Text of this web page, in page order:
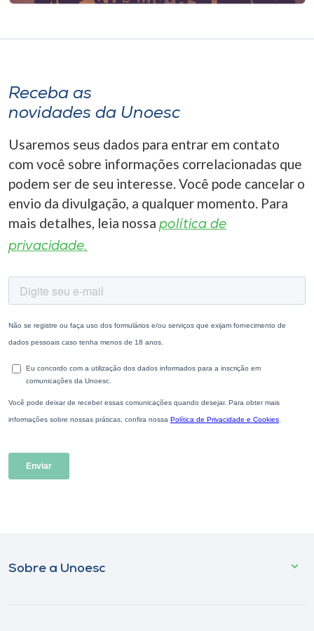
Receba as
novidades da Unoesc
Usaremos seus dados para entrar em contato
com você sobre informações correlacionadas que
podem ser de seu interesse. Você pode cancelar o
envio da divulgação, a qualquer momento. Para
mais detalhes, leia nossa política de
privacidade.
Sobre a Unoesc